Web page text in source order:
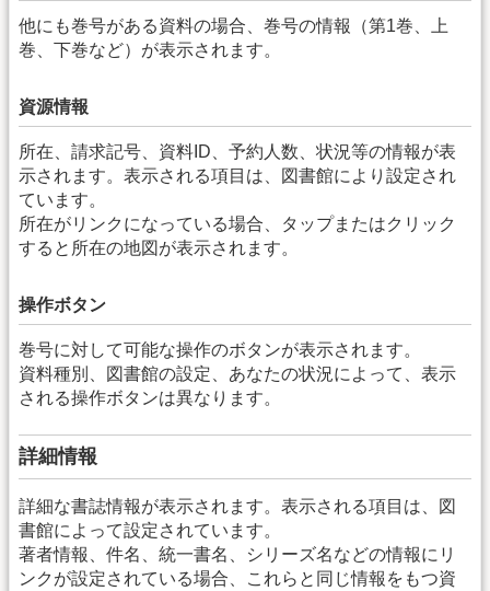
他にも巻号がある資料の場合、巻号の情報（第1巻、上
巻、下巻など）が表示されます。
資源情報
所在、請求記号、資料ID、予約人数、状況等の情報が表
示されます。表示される項目は、図書館により設定され
ています。
所在がリンクになっている場合、タップまたはクリック
すると所在の地図が表示されます。
操作ボタン
巻号に対して可能な操作のボタンが表示されます。
資料種別、図書館の設定、あなたの状況によって、表示
される操作ボタンは異なります。
詳細情報
詳細な書誌情報が表示されます。表示される項目は、図
書館によって設定されています。
著者情報、件名、統一書名、シリーズ名などの情報にリ
ンクが設定されている場合、これらと同じ情報をもつ資